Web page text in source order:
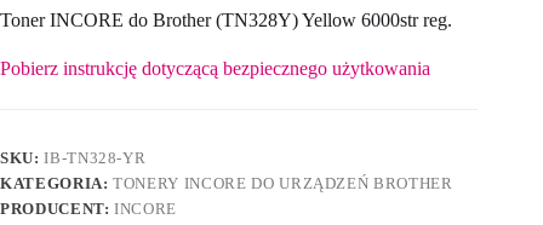
Toner INCORE do Brother (TN328Y) Yellow 6000str reg.
Pobierz instrukcję dotyczącą bezpiecznego użytkowania
SKU:IB-TN328-YR
KATEGORIA:TONERY INCORE DO URZĄDZEŃ BROTHER
PRODUCENT:INCORE